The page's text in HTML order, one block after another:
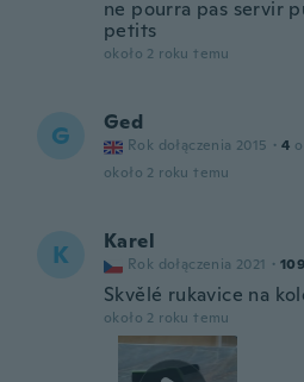
ne pourra pas servir
petits
około 2 roku temu
G Ged
Rok dołączenia 2015 · 4
około 2 roku temu
K Karel
Rok dołączenia 2021 · 109
Skvělé rukavice na
około 2 roku temu